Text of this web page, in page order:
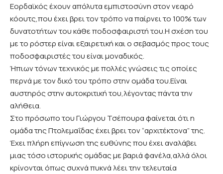
Εορδαϊκός έχουν απόλυτα εμπιστοσύνη στον νεαρό
κόουτς,που έχει βρει τον τρόπο να παίρνει το 100% των
δυνατοτήτων του κάθε ποδοσφαιριστή του.Η σχέση του
με το ρόστερ είναι εξαιρετική και ο σεβασμός προς τους
ποδοσφαιριστές του είναι μοναδικός.
Ήπιων τόνων τεχνικός με πολλές γνώσεις τις οποίες
περνά με τον δικό του τρόπο στην ομάδα του.Είναι
αυστηρός στην αυτοκριτική του,λέγοντας πάντα την
αλήθεια.
Στο πρόσωπο του Γιώργου Τσέπουρα φαίνεται ότι η
ομάδα της Πτολεμαΐδας έχει βρει τον “αρχιτέκτονα” της.
Έχει πλήρη επίγνωση της ευθύνης που έχει αναλάβει
μιας τόσο ιστορικής ομάδας με βαριά φανέλα,αλλά όλοι
κρίνονται όπως συχνά πυκνά λέει την τελευταία